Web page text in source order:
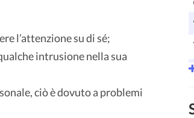
l’attenzione su di sé;
intrusione nella sua
ciò è dovuto a problemi